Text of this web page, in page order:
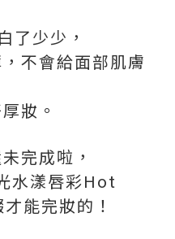
了少少，
不會給面部肌膚
妝。
完成啦，
水漾唇彩Hot
能完妝的！